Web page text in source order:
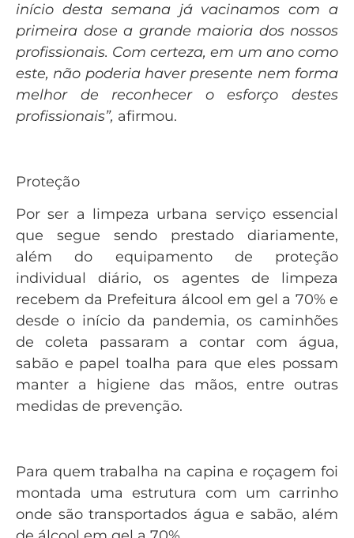
início desta semana já vacinamos com a
primeira dose a grande maioria dos nossos
profissionais. Com certeza, em um ano como
este, não poderia haver presente nem forma
melhor de reconhecer o esforço destes
profissionais”, afirmou.
Proteção
Por ser a limpeza urbana serviço essencial
que segue sendo prestado diariamente,
além do equipamento de proteção
individual diário, os agentes de limpeza
recebem da Prefeitura álcool em gel a 70% e
desde o início da pandemia, os caminhões
de coleta passaram a contar com água,
sabão e papel toalha para que eles possam
manter a higiene das mãos, entre outras
medidas de prevenção.
Para quem trabalha na capina e roçagem foi
montada uma estrutura com um carrinho
onde são transportados água e sabão, além